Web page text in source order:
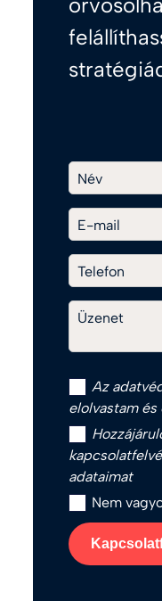
Név
E-mail
Telefon
Üzenet
Az
elolvastam és
adataimat
Nem